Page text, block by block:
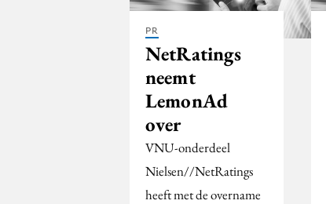
PR
NetRatings
neemt
LemonAd
over
VNU-onderdeel
Nielsen//NetRatings
heeft met de overname